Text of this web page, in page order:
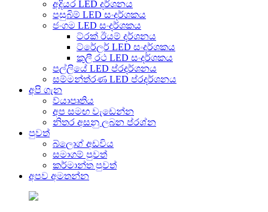
අදියර LED දර්ශනය
පසුබිම් LED සංදර්ශකය
ජංගම LED සංදර්ශකය
ට්රක් ඊයම් දර්ශනය
ට්රේලර් LED සංදර්ශකය
කුලී රථ LED සංදර්ශකය
පල්ලියේ LED ප්රදර්ශනය
සම්මන්ත්රණ LED ප්රදර්ශනය
අපි ගැන
ව්යාපෘතිය
අප සමඟ වැඩෙන්න
නිතර අසනු ලබන ප්රශ්න
පුවත්
බ්ලොග් අඩවිය
සමාගම් පුවත්
කර්මාන්ත පුවත්
අපව අමතන්න